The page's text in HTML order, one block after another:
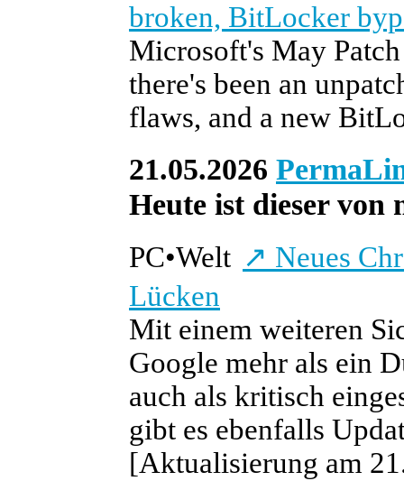
broken, BitLocker
Microsoft's May
there's been an
flaws, and a new
21.05.2026
Heute ist dieser von
PC•Welt ↗ Neues
Lücken
Mit einem weiteren
Google mehr als ein
auch als kritisch
gibt es ebenfalls
[Aktualisierung am